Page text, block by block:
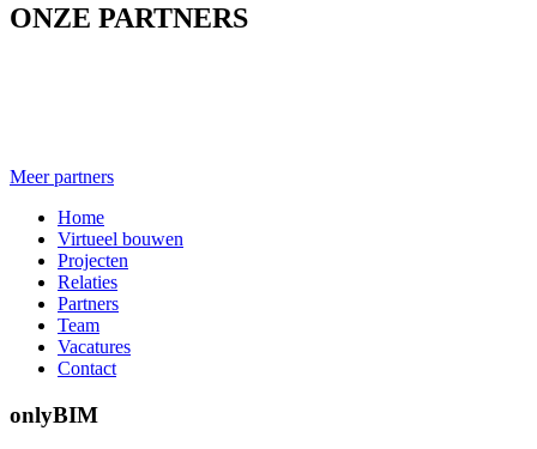
ONZE PARTNERS
Meer partners
Home
Virtueel bouwen
Projecten
Relaties
Partners
Team
Vacatures
Contact
onlyBIM